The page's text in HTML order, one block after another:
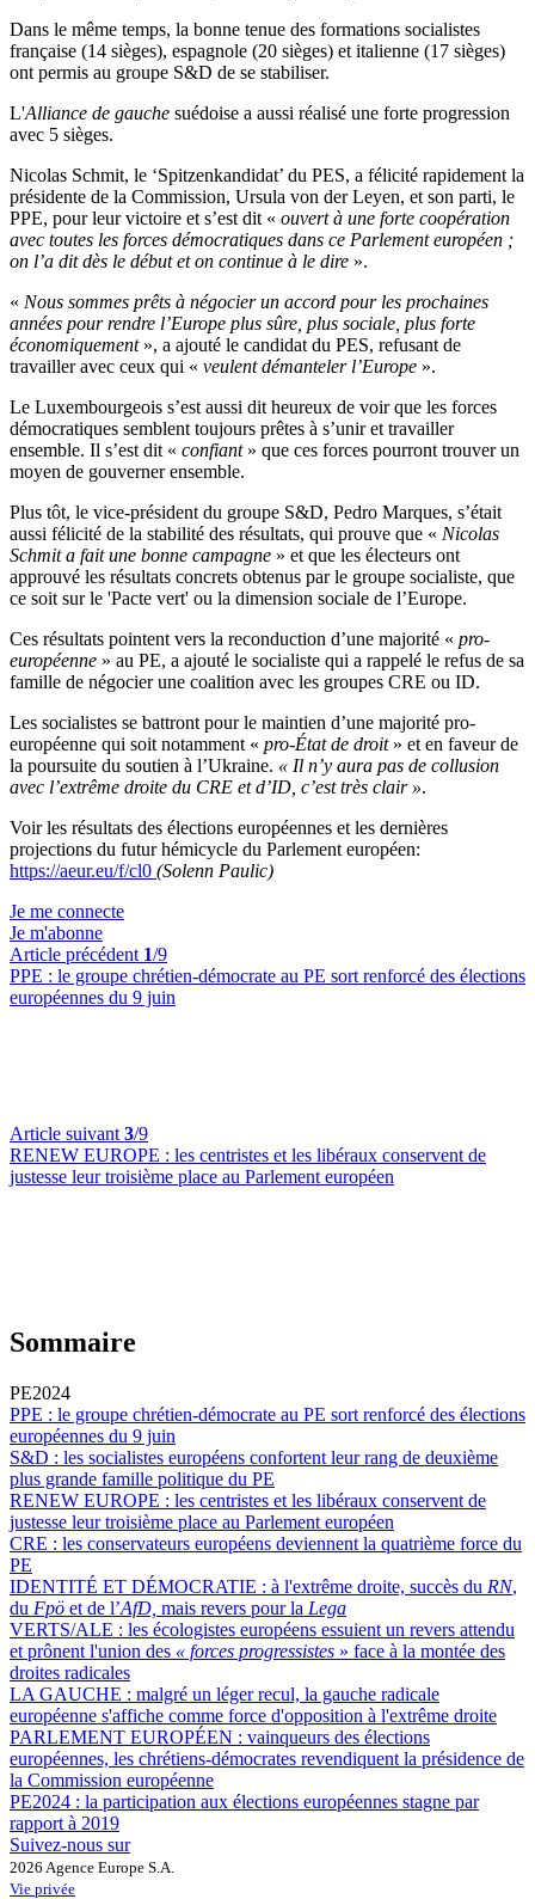
Dans le même temps, la bonne tenue des formations socialistes
française (14 sièges), espagnole (20 sièges) et italienne (17 sièges)
ont permis au groupe S&D de se stabiliser.
L'Alliance de gauche suédoise a aussi réalisé une forte progression
avec 5 sièges.
Nicolas Schmit, le ‘Spitzenkandidat’ du PES, a félicité rapidement la
présidente de la Commission, Ursula von der Leyen, et son parti, le
PPE, pour leur victoire et s’est dit « ouvert à une forte coopération
avec toutes les forces démocratiques dans ce Parlement européen ;
on l’a dit dès le début et on continue à le dire ».
« Nous sommes prêts à négocier un accord pour les prochaines
années pour rendre l’Europe plus sûre, plus sociale, plus forte
économiquement », a ajouté le candidat du PES, refusant de
travailler avec ceux qui « veulent démanteler l’Europe ».
Le Luxembourgeois s’est aussi dit heureux de voir que les forces
démocratiques semblent toujours prêtes à s’unir et travailler
ensemble. Il s’est dit « confiant » que ces forces pourront trouver un
moyen de gouverner ensemble.
Plus tôt, le vice-président du groupe S&D, Pedro Marques, s’était
aussi félicité de la stabilité des résultats, qui prouve que « Nicolas
Schmit a fait une bonne campagne » et que les électeurs ont
approuvé les résultats concrets obtenus par le groupe socialiste, que
ce soit sur le 'Pacte vert' ou la dimension sociale de l’Europe.
Ces résultats pointent vers la reconduction d’une majorité « pro-
européenne » au PE, a ajouté le socialiste qui a rappelé le refus de sa
famille de négocier une coalition avec les groupes CRE ou ID.
Les socialistes se battront pour le maintien d’une majorité pro-
européenne qui soit notamment « pro-État de droit» et en faveur de
la poursuite du soutien à l’Ukraine. « Il n’y aura pas de collusion
avec l’extrême droite du CRE et d’ID, c’est très clair ».
Voir les résultats des élections européennes et les dernières
projections du futur hémicycle du Parlement européen:
https://aeur.eu/f/cl0 (Solenn Paulic)
Je me connecte
Je m'abonne
Article précédent 1/9
PPE : le groupe chrétien-démocrate au PE sort renforcé des élections
européennes du 9 juin
Article suivant 3/9
RENEW EUROPE : les centristes et les libéraux conservent de
justesse leur troisième place au Parlement européen
Sommaire
PE2024
PPE : le groupe chrétien-démocrate au PE sort renforcé des élections
européennes du 9 juin
S&D : les socialistes européens confortent leur rang de deuxième
plus grande famille politique du PE
RENEW EUROPE : les centristes et les libéraux conservent de
justesse leur troisième place au Parlement européen
CRE : les conservateurs européens deviennent la quatrième force du
PE
IDENTITÉ ET DÉMOCRATIE : à l'extrême droite, succès du RN,
du Fpö et de l’AfD, mais revers pour la Lega
VERTS/ALE : les écologistes européens essuient un revers attendu
et prônent l'union des « forces progressistes » face à la montée des
droites radicales
LA GAUCHE : malgré un léger recul, la gauche radicale
européenne s'affiche comme force d'opposition à l'extrême droite
PARLEMENT EUROPÉEN : vainqueurs des élections
européennes, les chrétiens-démocrates revendiquent la présidence de
la Commission européenne
PE2024 : la participation aux élections européennes stagne par
rapport à 2019
Suivez-nous sur
2026 Agence Europe S.A.
Vie privée